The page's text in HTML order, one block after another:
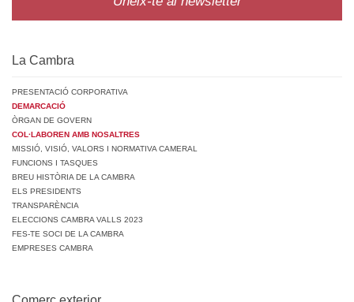
La Cambra
PRESENTACIÓ CORPORATIVA
DEMARCACIÓ
ÒRGAN DE GOVERN
COL·LABOREN AMB NOSALTRES
MISSIÓ, VISIÓ, VALORS I NORMATIVA CAMERAL
FUNCIONS I TASQUES
BREU HISTÒRIA DE LA CAMBRA
ELS PRESIDENTS
TRANSPARÈNCIA
ELECCIONS CAMBRA VALLS 2023
FES-TE SOCI DE LA CAMBRA
EMPRESES CAMBRA